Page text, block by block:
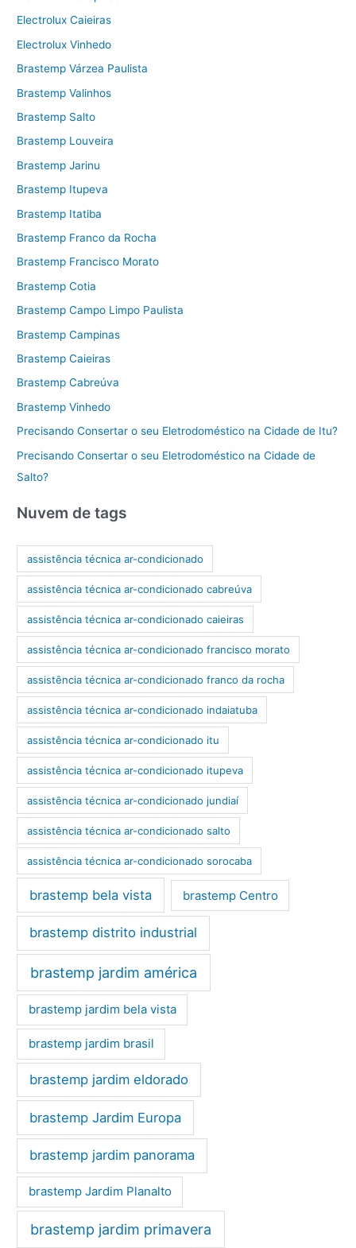
Electrolux Caieiras
Electrolux Vinhedo
Brastemp Várzea Paulista
Brastemp Valinhos
Brastemp Salto
Brastemp Louveira
Brastemp Jarinu
Brastemp Itupeva
Brastemp Itatiba
Brastemp Franco da Rocha
Brastemp Francisco Morato
Brastemp Cotia
Brastemp Campo Limpo Paulista
Brastemp Campinas
Brastemp Caieiras
Brastemp Cabreúva
Brastemp Vinhedo
Precisando Consertar o seu Eletrodoméstico na Cidade de Itu?
Precisando Consertar o seu Eletrodoméstico na Cidade de
Salto?
Nuvem de tags
assistência técnica ar-condicionado
assistência técnica ar-condicionado cabreúva
assistência técnica ar-condicionado caieiras
assistência técnica ar-condicionado francisco morato
assistência técnica ar-condicionado franco da rocha
assistência técnica ar-condicionado indaiatuba
assistência técnica ar-condicionado itu
assistência técnica ar-condicionado itupeva
assistência técnica ar-condicionado jundiaí
assistência técnica ar-condicionado salto
assistência técnica ar-condicionado sorocaba
brastemp bela vista brastemp Centro
brastemp distrito industrial
brastemp jardim américa
brastemp jardim bela vista
brastemp jardim brasil
brastemp jardim eldorado
brastemp Jardim Europa
brastemp jardim panorama
brastemp Jardim Planalto
brastemp jardim primavera